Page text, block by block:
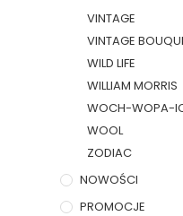
VINTAGE
VINTAGE
WILD LIFE
WILLIAM MORRIS
WOCH-WOPA-
WOOL
ZODIAC
NOWOŚCI
PROMOCJE